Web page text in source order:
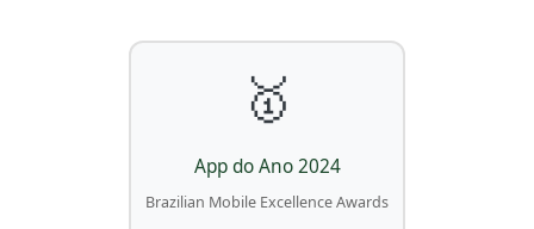
🥇
App do Ano 2024
Brazilian Mobile Excellence Awards